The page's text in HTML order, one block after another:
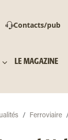
Contacts/pub
LE MAGAZINE
Ferroviaire